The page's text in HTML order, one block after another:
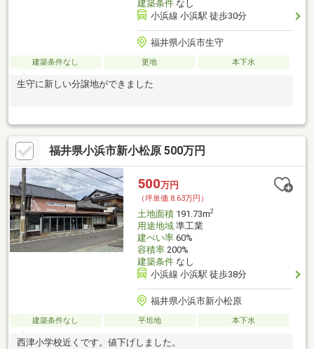
建築条件なし
小浜線 小浜駅 徒歩30分
福井県小浜市生守
建築条件なし 更地 本下水
生守に新しい分譲地ができました
福井県小浜市新小松原 500万円
500万円
（坪単価:8.63万円）
土地面積191.73m2
用途地域準工業
建ぺい率60%
容積率200%
建築条件なし
小浜線 小浜駅 徒歩38分
福井県小浜市新小松原
建築条件なし 平坦地 本下水
西津小学校近くです。値下げしました。